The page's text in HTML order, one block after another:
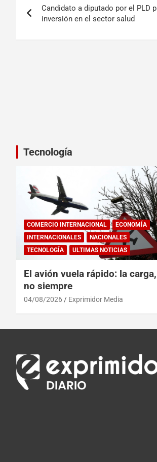
Candidato a diputado por el PLD
inversión en el sector salud
Tecnología
COMERCIO INTERNACIONAL
ECONOMÍA
INTERNACIONALES
NACIONALES
TECNOLOGÍA
ULTIMAS NOTICIAS
El avión vuela rápido: la carga,
no siempre
04/08/2026 Exprimidor Media